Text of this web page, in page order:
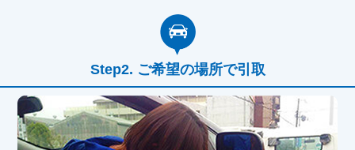
ご希望の場所で引取